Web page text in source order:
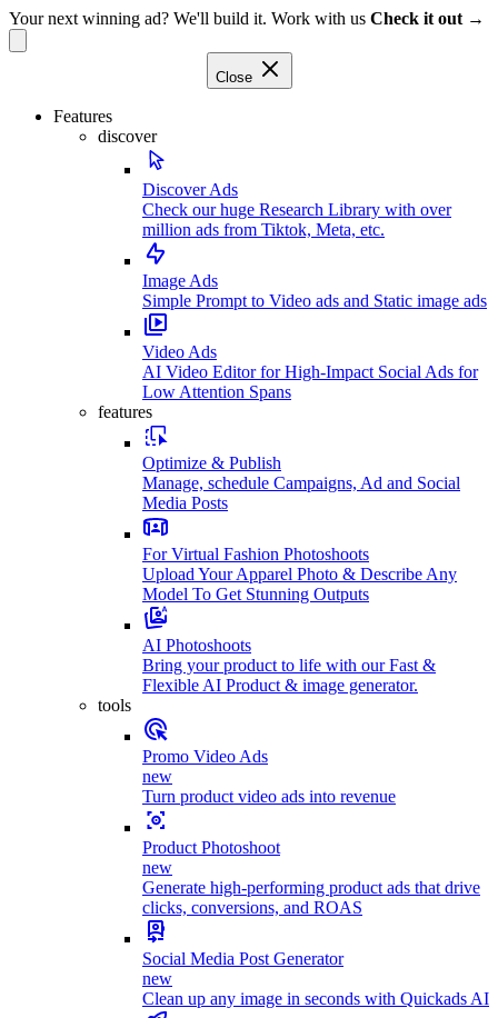
Your next winning ad? We'll build it. Work with us Check it out →
Close
Features
discover
Discover Ads
Check our huge Research Library with over
million ads from Tiktok, Meta, etc.
Image Ads
Simple Prompt to Video ads and Static image ads
Video Ads
AI Video Editor for High-Impact Social Ads for
Low Attention Spans
features
Optimize & Publish
Manage, schedule Campaigns, Ad and Social
Media Posts
For Virtual Fashion Photoshoots
Upload Your Apparel Photo & Describe Any
Model To Get Stunning Outputs
AI Photoshoots
Bring your product to life with our Fast &
Flexible AI Product & image generator.
tools
Promo Video Ads
new
Turn product video ads into revenue
Product Photoshoot
new
Generate high-performing product ads that drive
clicks, conversions, and ROAS
Social Media Post Generator
new
Clean up any image in seconds with Quickads AI